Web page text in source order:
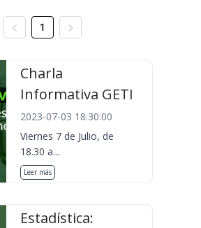
1
Charla
Informativa GETI
2023-07-03 18:30:00
Viernes 7 de Julio, de
18.30 a...
Leer más
Estadística: